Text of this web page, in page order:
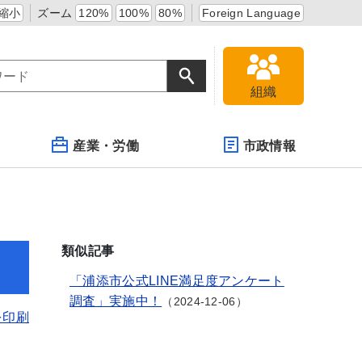
小 ズーム 120% 100% 80% Foreign Language
組織
産業・労働 市政情報
刷
類似記事
「浦添市公式LINE満足度アンケート
調査」実施中！
2024-12-06